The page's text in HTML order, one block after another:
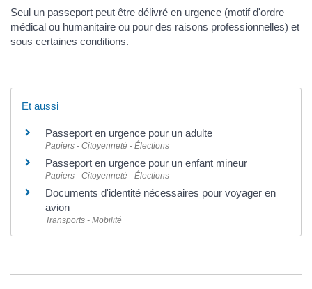
Seul un passeport peut être délivré en urgence (motif d'ordre
médical ou humanitaire ou pour des raisons professionnelles) et
sous certaines conditions.
Et aussi
Passeport en urgence pour un adulte
Papiers - Citoyenneté - Élections
Passeport en urgence pour un enfant mineur
Papiers - Citoyenneté - Élections
Documents d'identité nécessaires pour voyager en
avion
Transports - Mobilité